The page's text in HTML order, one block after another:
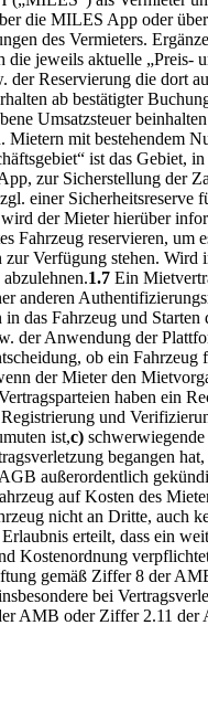
die MILES App oder
des Vermieters.
jeweils aktuelle „Preis-
Reservierung die dort
ab bestätigter
Umsatzsteuer
mit bestehendem
ist das Gebiet,
zur Sicherstellung der
einer Sicherheitsreserve
der Mieter hierüber
Fahrzeug reservieren, um
Verfügung stehen.
1.7 Ein
das Fahrzeug und
der Anwendung der
ob ein
der Mieter den
haben ein
und
ist,c)
begangen
außerordentlich
auf Kosten des
nicht an Dritte, auch
erteilt, dass ein
Kostenordnung
gemäß Ziffer 8 der
bei
AMB oder Ziffer 2.11